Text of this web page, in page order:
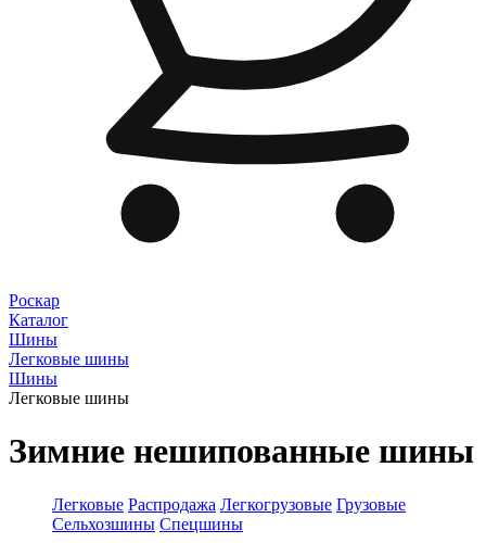
Роскар
Каталог
Шины
Легковые шины
Шины
Легковые шины
Зимние нешипованные шины
Легковые Распродажа Легкогрузовые Грузовые
Сельхозшины Спецшины